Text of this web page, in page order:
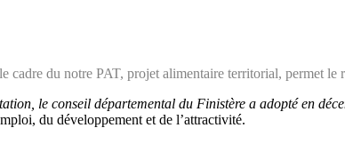
du notre PAT, projet alimentaire territorial, permet le
le conseil départemental du Finistère a adopté en
du développement et de l’attractivité.